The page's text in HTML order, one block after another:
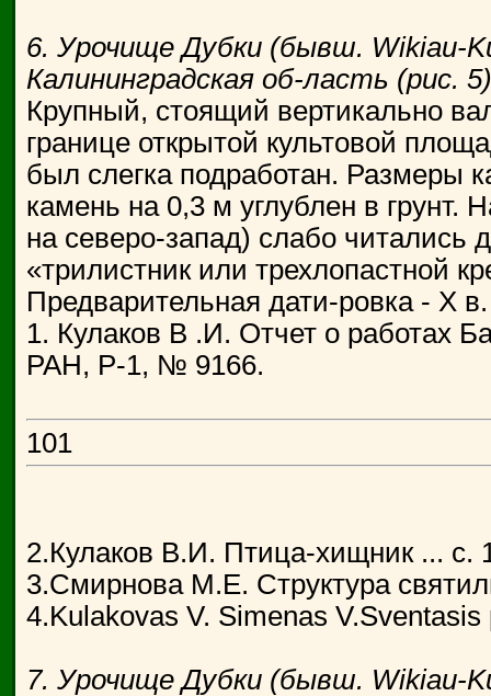
6. Урочище Дубки (бывш. Wikiau-
Калининградская об-ласть (рис.
Крупный, стоящий вертикально
границе открытой культовой
был слегка подработан. Размеры
камень на 0,3 м углублен в грунт.
на северо-запад) слабо читались
«трилистник или трехлопастной
Предварительная дати-ровка - X в.
1. Кулаков В .И. Отчет о работах
РАН, Р-1, № 9166.
101
2.Кулаков В.И. Птица-хищник ... с.
3.Смирнова М.Е. Структура
4.Kulakovas V. Simenas
7. Урочище Дубки (бывш. Wikiau-